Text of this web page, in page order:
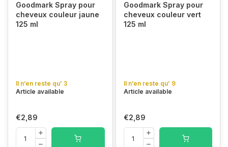
Goodmark Spray pour
cheveux couleur jaune
125 ml
Il n’en reste qu’ 3
Article available
€2,89
Goodmark Spray pour
cheveux couleur vert
125 ml
Il n’en reste qu’ 9
Article available
€2,89